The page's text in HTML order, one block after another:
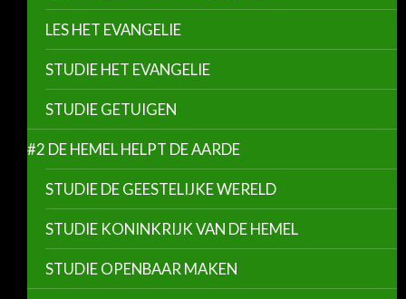
LES HET EVANGELIE
STUDIE HET EVANGELIE
STUDIE GETUIGEN
#2 DE HEMEL HELPT DE AARDE
STUDIE DE GEESTELIJKE WERELD
STUDIE KONINKRIJK VAN DE HEMEL
STUDIE OPENBAAR MAKEN